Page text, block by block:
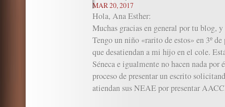
MAR 20, 2017
Hola, Ana Esther:
Muchas gracias en general por tu blog,
Tengo un niño «rarito de estos» en 3º
que desatiendan a mi hijo en el cole.
Séneca e igualmente no hacen nada
proceso de presentar un escrito
atiendan sus NEAE por presentar